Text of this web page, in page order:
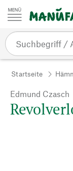
Zum Inhalt springen
Startseite
Edmund Czasch